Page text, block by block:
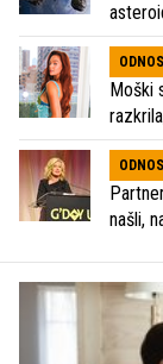
ODNOSI
Moški
ODNOSI
našli,